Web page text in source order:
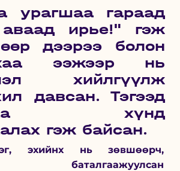
урагшаа гараад
ирье!" гэж
дээрээ болон
ээжээр нь
хийлгүүлж
давсан. Тэгээд
хүнд
гэж байсан.
эхийнх нь зөвшөөрч,
баталгаажуулсан